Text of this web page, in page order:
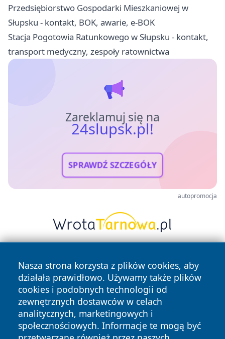
Przedsiębiorstwo Gospodarki Mieszkaniowej w
Słupsku - kontakt, BOK, awarie, e-BOK
Stacja Pogotowia Ratunkowego w Słupsku - kontakt,
transport medyczny, zespoły ratownictwa
Zareklamuj się na
24slupsk.pl!
SPRAWDŹ SZCZEGÓŁY
autopromocja
Nasza strona korzysta z plików cookies, aby
działała prawidłowo. Używamy także plików
cookies i podobnych technologii od
zewnętrznych dostawców w celach
analitycznych, marketingowych i
społecznościowych. Informacje te mogą być
Copyright © 2026 24slupsk.pl Wszystkie prawa zastrzeżone.